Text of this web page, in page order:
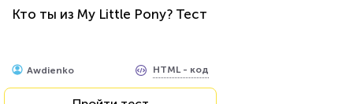
Кто ты из My Little Pony? Тест
Awdienko HTML - код